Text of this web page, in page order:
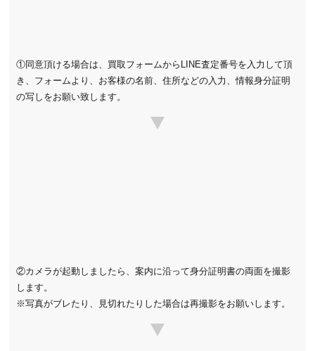
①同意頂ける場合は、買取フォームからLINE査定番号を入力して頂
き、フォームより、お客様の名前、住所などの入力、情報身分証明
の写しをお願い致します。
②カメラが起動しましたら、案内に沿って身分証明書の両面を撮影
します。
※写真がブレたり、見切れたりした場合は再撮影をお願いします。